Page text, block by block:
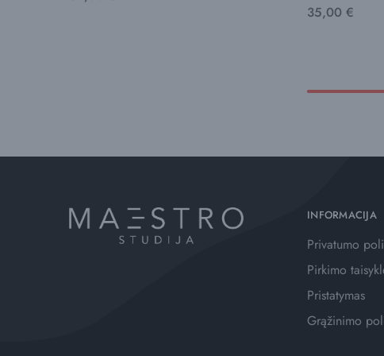
35,00 €
INFORMACIJA
Privatumo
Pirkimo
Pristatymas
Grąžinimo